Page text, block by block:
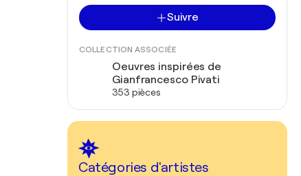
Suivre
COLLECTION ASSOCIÉE
Oeuvres inspirées de
Gianfrancesco Pivati
353 pièces
Catégories d'artistes